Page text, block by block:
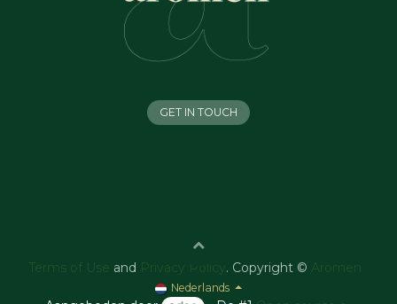
GET IN TOUCH
Terms of Use and Privacy Policy . Copyright © Aromen
Nederlands